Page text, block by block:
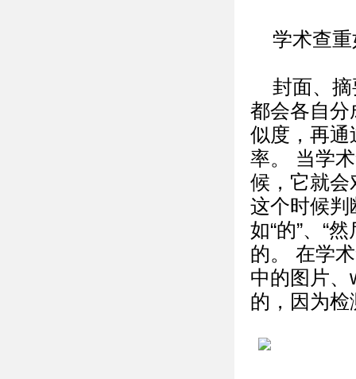
学术查
封面、
都会各自分
似度，再通
率。 当学
候，它就会
这个时候判
如“的”、“
的。 在学
中的图片
的，因为